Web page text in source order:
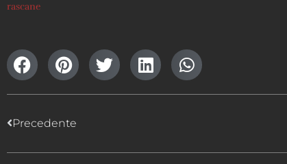
rascane
Precedente